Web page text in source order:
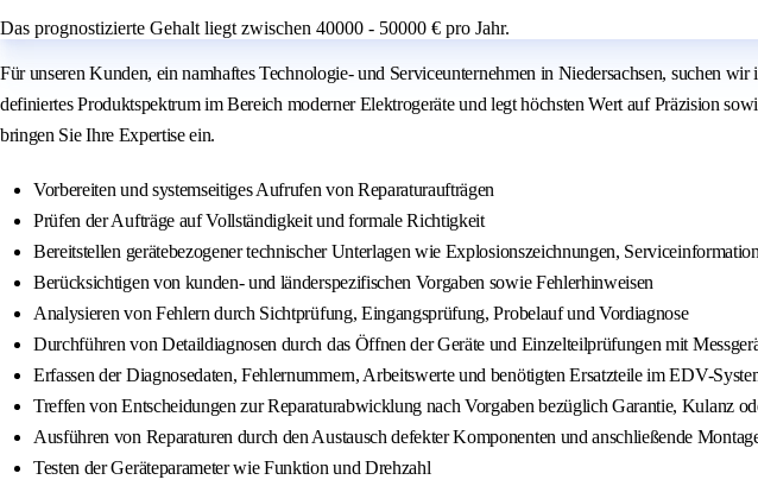
Das prognostizierte Gehalt liegt zwischen 40000 - 50000 € pro Jahr.
Für unseren Kunden, ein namhaftes Technologie- und Serviceunternehmen in Niedersachsen, suchen
definiertes Produktspektrum im Bereich moderner Elektrogeräte und legt höchsten Wert auf Präzision
bringen Sie Ihre Expertise ein.
Vorbereiten und systemseitiges Aufrufen von Reparaturaufträgen
Prüfen der Aufträge auf Vollständigkeit und formale Richtigkeit
Bereitstellen gerätebezogener technischer Unterlagen wie Explosionszeichnungen,
Berücksichtigen von kunden- und länderspezifischen Vorgaben sowie Fehlerhinweisen
Analysieren von Fehlern durch Sichtprüfung, Eingangsprüfung, Probelauf und Vordiagnose
Durchführen von Detaildiagnosen durch das Öffnen der Geräte und Einzelteilprüfungen mit
Erfassen der Diagnosedaten, Fehlernummern, Arbeitswerte und benötigten Ersatzteile im EDV-
Treffen von Entscheidungen zur Reparaturabwicklung nach Vorgaben bezüglich Garantie, Kulanz
Ausführen von Reparaturen durch den Austausch defekter Komponenten und anschließende
Testen der Geräteparameter wie Funktion und Drehzahl